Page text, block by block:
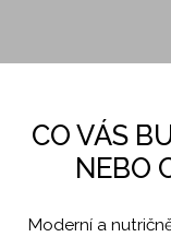
CO VÁS
NEBO
Moderní a